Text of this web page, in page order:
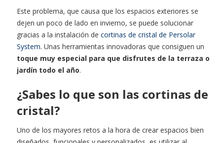
Este problema, que causa que los espacios exteriores se
dejen un poco de lado en invierno, se puede solucionar
gracias a la instalación de cortinas de cristal de Persolar
System. Unas herramientas innovadoras que consiguen un
toque muy especial para que disfrutes de la terraza o
jardín todo el año.
¿Sabes lo que son las cortinas de
cristal?
Uno de los mayores retos a la hora de crear espacios bien